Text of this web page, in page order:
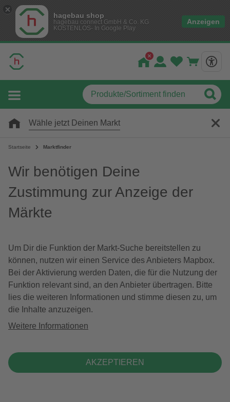
hagebau shop
hagebau connect GmbH & Co. KG
KOSTENLOS- In Google Play
Anzeigen
Wähle jetzt Deinen Markt
Startseite Marktfinder
Wir benötigen Deine
Zustimmung zur Anzeige der
Märkte
Um Dir die Funktion der Markt-Suche bereitstellen zu
können, nutzen wir einen Service des Anbieters Mapbox.
Bei der Aktivierung werden Daten, die für die Nutzung der
Funktion relevant sind, an den Anbieter übertragen. Bitte
lies die weiteren Informationen und stimme diesen zu, um
die Inhalte anzuzeigen.
Weitere Informationen
AKZEPTIEREN